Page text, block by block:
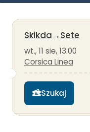
Skikda→Sete
wt., 11 sie, 13:00
Corsica Linea
Szukaj